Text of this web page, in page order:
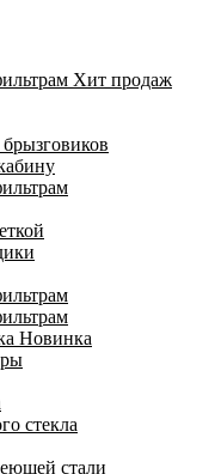
Хит продаж
Новинка
стекла
стали